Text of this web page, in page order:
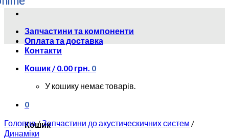
Skip
contentЗапчастини та компоненти
Оплата та доставка
Контакти
Кошик /0.00 грн. 0
У кошику немає товарів.
0
Кошик
Головна/Запчастини до акустическичних систем /
Динаміки